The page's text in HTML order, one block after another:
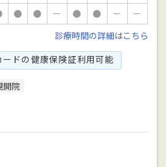
● ● － ● ● －
－
診療時間の詳細はこちら
ドの健康保険証利用可能
開院